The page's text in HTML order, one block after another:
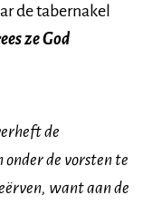
de tabernakel
ze God
de
de vorsten te
want aan de